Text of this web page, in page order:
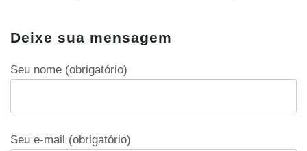
Deixe sua mensagem
Seu nome (obrigatório)
Seu e-mail (obrigatório)